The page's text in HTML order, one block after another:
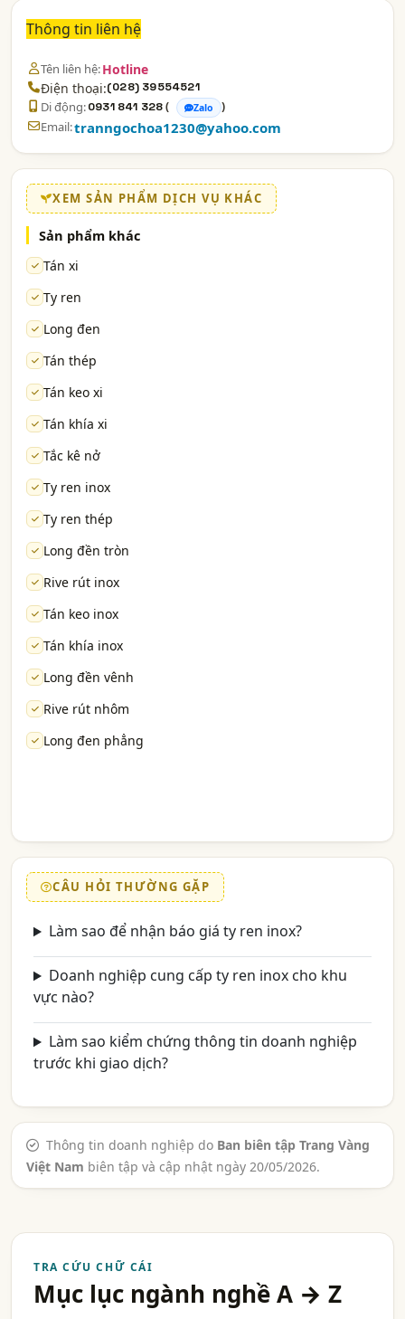
Thông tin liên hệ
Tên liên hệ:Hotline
Điện thoại:(028) 39554521
Di động:0931 841 328( Zalo )
Email:tranngochoa1230@yahoo.com
XEM SẢN PHẨM DỊCH VỤ KHÁC
Sản phẩm khác
Tán xi
Ty ren
Long đen
Tán thép
Tán keo xi
Tán khía xi
Tắc kê nở
Ty ren inox
Ty ren thép
Long đền tròn
Rive rút inox
Tán keo inox
Tán khía inox
Long đền vênh
Rive rút nhôm
Long đen phẳng
CÂU HỎI THƯỜNG GẶP
Làm sao để nhận báo giá ty ren inox?
Doanh nghiệp cung cấp ty ren inox cho khu
vực nào?
Làm sao kiểm chứng thông tin doanh nghiệp
trước khi giao dịch?
Thông tin doanh nghiệp do Ban biên tập Trang Vàng
Việt Nam biên tập và cập nhật ngày 20/05/2026.
TRA CỨU CHỮ CÁI
Mục lục ngành nghề A → Z